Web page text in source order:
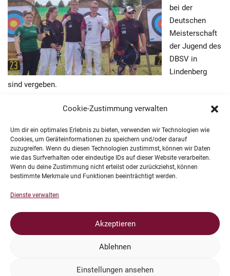
Cookie-Zustimmung verwalten
Um dir ein optimales Erlebnis zu bieten, verwenden wir Technologien wie
Cookies, um Geräteinformationen zu speichern und/oder darauf
zuzugreifen. Wenn du diesen Technologien zustimmst, können wir Daten
wie das Surfverhalten oder eindeutige IDs auf dieser Website verarbeiten.
Wenn du deine Zustimmung nicht erteilst oder zurückziehst, können
bestimmte Merkmale und Funktionen beeinträchtigt werden.
Dienste verwalten
Akzeptieren
Ablehnen
Einstellungen ansehen
bei der
Deutschen
Meisterschaft
der Jugend des
DBSV in
Lindenberg
sind vergeben.
Max Linke ist Deutscher Meister und legte sich eine
und Sophie. Danilo kommt mit einer Bronzemedaille zurück.
Damit haben alle vier Meisterschaftsteilnehmer unseres
Vereins eine Medaille erkämpft. DieErgebnissesprechen für
sich und nicht nur Monika und Peter gratulieren recht herzlich.
Impressum